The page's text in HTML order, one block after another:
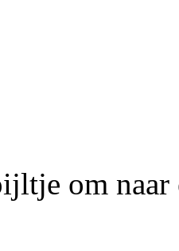
om naar